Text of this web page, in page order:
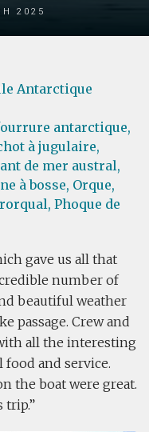
2025
Antarctique
antarctique,
à jugulaire,
de mer austral,
à bosse, Orque,
Phoque de
gave us all that
number of
beautiful weather
passage. Crew and
all the interesting
and service.
the boat were great.
trip.